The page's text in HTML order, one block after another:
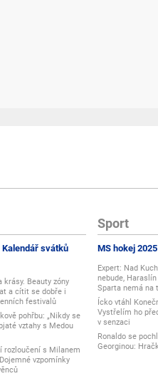
Kalendář svátků
krásy. Beauty zóny
a cítit se dobře i
festivalů
pohřbu: „Nikdy se
vztahy s Medou
rozloučení s Milanem
vzpomínky
Sport
MS hokej 2025
Expert: Nad
nebude,
Sparta nemá na
Ícko vtáhl
Vystřelím ho
v senzaci
Ronaldo se
Georginou: